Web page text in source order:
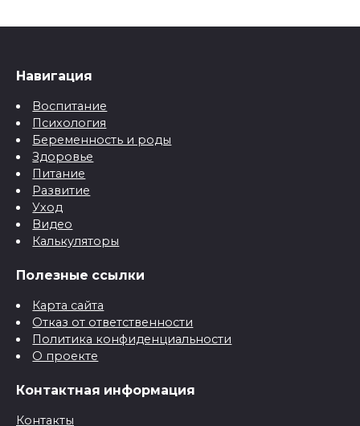
Навигация
Воспитание
Психология
Беременность и роды
Здоровье
Питание
Развитие
Уход
Видео
Калькуляторы
Полезные ссылки
Карта сайта
Отказ от ответственности
Политика конфиденциальности
О проекте
Контактная информация
Контакты